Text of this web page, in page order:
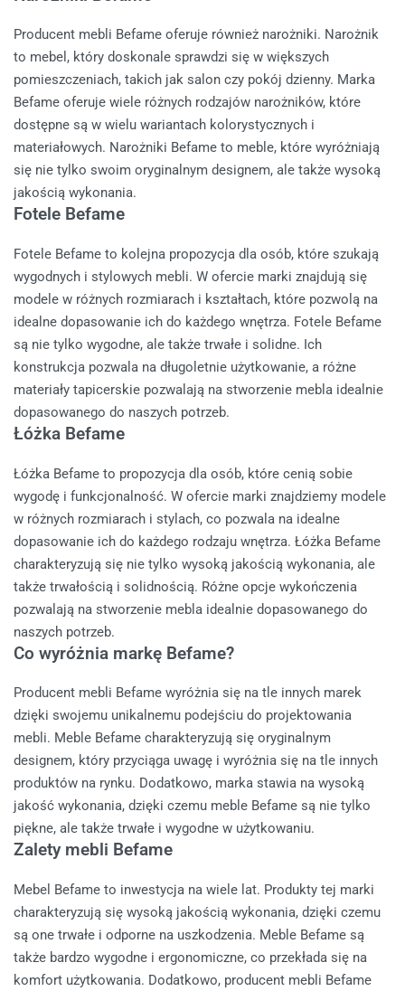
Producent mebli Befame oferuje również narożniki. Narożnik
to mebel, który doskonale sprawdzi się w większych
pomieszczeniach, takich jak salon czy pokój dzienny. Marka
Befame oferuje wiele różnych rodzajów narożników, które
dostępne są w wielu wariantach kolorystycznych i
materiałowych. Narożniki Befame to meble, które wyróżniają
się nie tylko swoim oryginalnym designem, ale także wysoką
jakością wykonania.
Fotele Befame
Fotele Befame to kolejna propozycja dla osób, które szukają
wygodnych i stylowych mebli. W ofercie marki znajdują się
modele w różnych rozmiarach i kształtach, które pozwolą na
idealne dopasowanie ich do każdego wnętrza. Fotele Befame
są nie tylko wygodne, ale także trwałe i solidne. Ich
konstrukcja pozwala na długoletnie użytkowanie, a różne
materiały tapicerskie pozwalają na stworzenie mebla idealnie
dopasowanego do naszych potrzeb.
Łóżka Befame
Łóżka Befame to propozycja dla osób, które cenią sobie
wygodę i funkcjonalność. W ofercie marki znajdziemy modele
w różnych rozmiarach i stylach, co pozwala na idealne
dopasowanie ich do każdego rodzaju wnętrza. Łóżka Befame
charakteryzują się nie tylko wysoką jakością wykonania, ale
także trwałością i solidnością. Różne opcje wykończenia
pozwalają na stworzenie mebla idealnie dopasowanego do
naszych potrzeb.
Co wyróżnia markę Befame?
Producent mebli Befame wyróżnia się na tle innych marek
dzięki swojemu unikalnemu podejściu do projektowania
mebli. Meble Befame charakteryzują się oryginalnym
designem, który przyciąga uwagę i wyróżnia się na tle innych
produktów na rynku. Dodatkowo, marka stawia na wysoką
jakość wykonania, dzięki czemu meble Befame są nie tylko
piękne, ale także trwałe i wygodne w użytkowaniu.
Zalety mebli Befame
Mebel Befame to inwestycja na wiele lat. Produkty tej marki
charakteryzują się wysoką jakością wykonania, dzięki czemu
są one trwałe i odporne na uszkodzenia. Meble Befame są
także bardzo wygodne i ergonomiczne, co przekłada się na
komfort użytkowania. Dodatkowo, producent mebli Befame